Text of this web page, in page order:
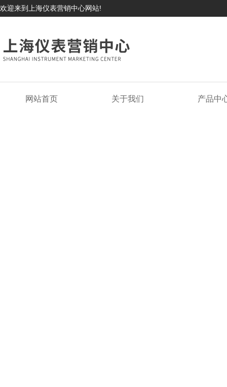
欢迎来到上海仪表营销中心网站!
网站首页 关于我们 产品中